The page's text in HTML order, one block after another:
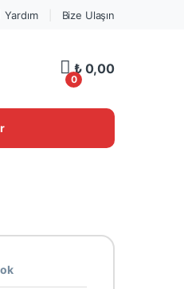
Yardım Bize Ulaşın
My Account
0
₺0,00